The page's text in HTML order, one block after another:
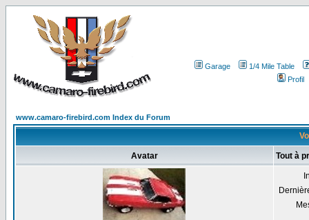
Garage
1/4 Mile Table
Profil
www.camaro-firebird.com Index du Forum
Avatar Tout à